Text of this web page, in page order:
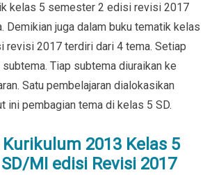
kelas 5 semester 2 edisi revisi 2017
Demikian juga dalam buku tematik kelas
revisi 2017 terdiri dari 4 tema. Setiap
Tiap subtema diuraikan ke
Satu pembelajaran dialokasikan
ini pembagian tema di kelas 5 SD.
Kurikulum 2013 Kelas 5
MI edisi Revisi 2017